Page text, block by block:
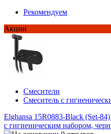
Рекомендуем
Акции
Смесители
Смеситель с
Elghansa 15R0883-Black (Set-
с гигиеническим набором,